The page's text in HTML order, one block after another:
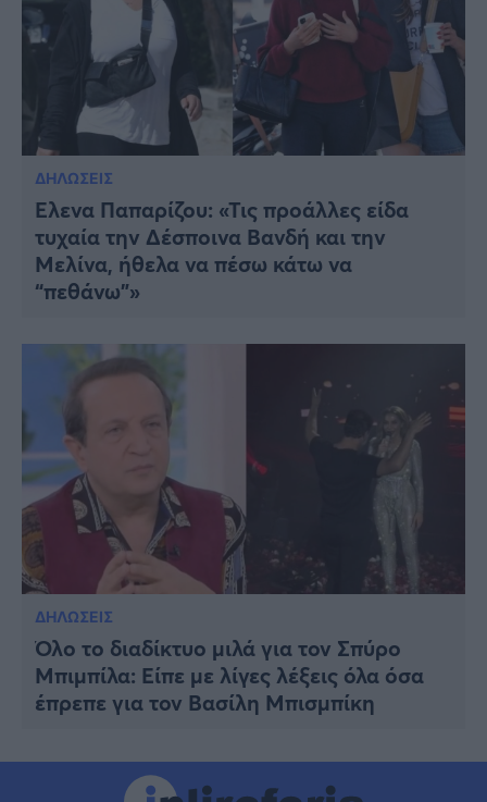
ΔΗΛΩΣΕΙΣ
Έλενα Παπαρίζου: «Τις προάλλες είδα
τυχαία την Δέσποινα Βανδή και την
Μελίνα, ήθελα να πέσω κάτω να
“πεθάνω”»
ΔΗΛΩΣΕΙΣ
Όλο το διαδίκτυο μιλά για τον Σπύρο
Μπιμπίλα: Είπε με λίγες λέξεις όλα όσα
έπρεπε για τον Βασίλη Μπισμπίκη